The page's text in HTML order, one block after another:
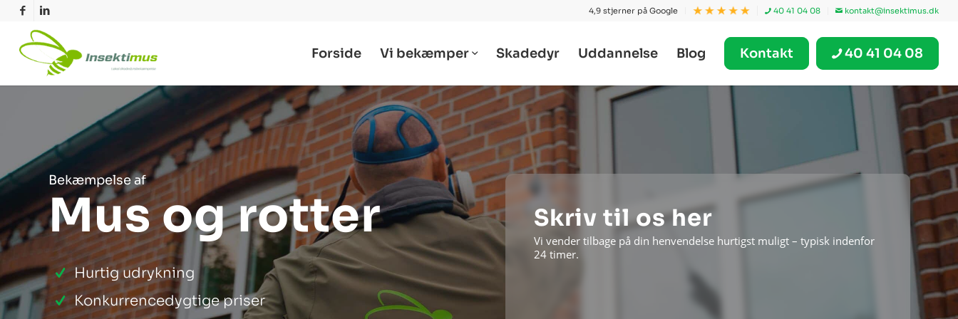
4,9 stjerner på Google 40 41 04 08 kontakt@insektimus.dk
Forside Vi bekæmper Skadedyr Uddannelse Blog Kontakt 40 41 04 08
Bekæmpelse af
Mus og rotter
Hurtig udrykning
Konkurrencedygtige priser
Skriv til os her
Vi vender tilbage på din henvendelse hurtigst muligt – typisk indenfor
24 timer.